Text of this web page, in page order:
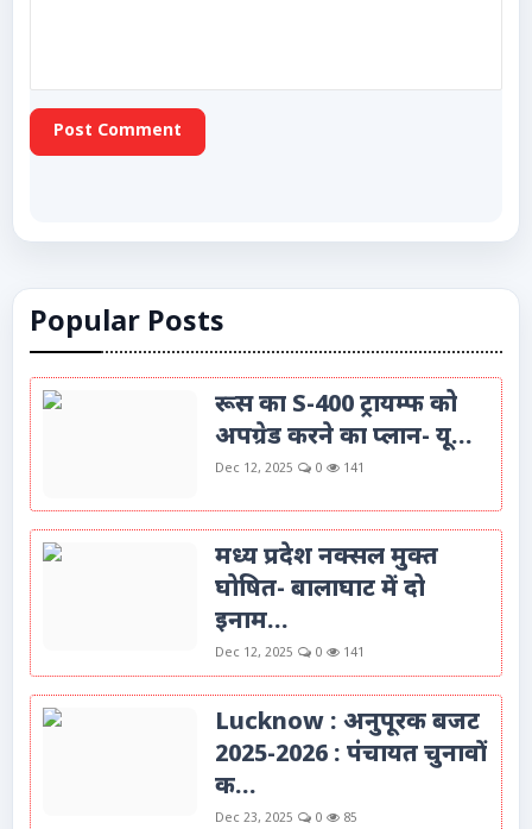
Post Comment
Popular Posts
रूस का S-400 ट्रायम्फ को
अपग्रेड करने का प्लान- यू...
Dec 12, 2025 0 141
मध्य प्रदेश नक्सल मुक्त
घोषित- बालाघाट में दो
इनाम...
Dec 12, 2025 0 141
Lucknow : अनुपूरक बजट
2025-2026 : पंचायत चुनावों
क...
Dec 23, 2025 0 85